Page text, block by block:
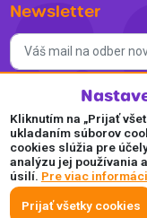
Newsletter
Súhlasím so
newslettra na
Zásadami ochrany
Akceptujeme
Plaťte pohodlne a
Kliknutím na „Prijať
ukladaním súborov
cookies slúžia pre
analýzu jej používania
úsilí. Pre viac
Prijať všetky cookies